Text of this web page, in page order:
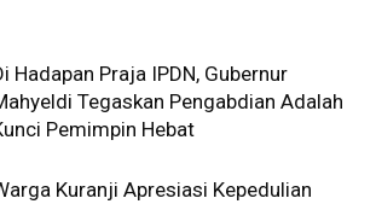
Hadapan Praja IPDN, Gubernur
Tegaskan Pengabdian Adalah
Pemimpin Hebat
Kuranji Apresiasi Kepedulian